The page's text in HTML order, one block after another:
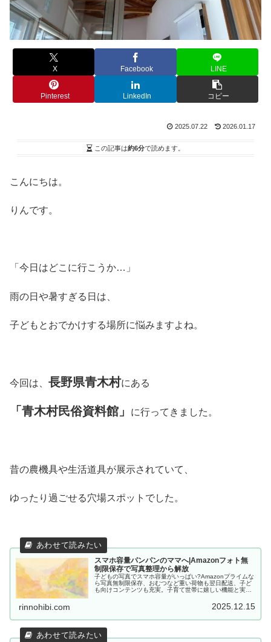
X Facebook LINE
Pinterest LinkedIn コピー
2025.07.22 2026.01.17
この記事は約6分で読めます。
こんにちは。
りんです。
「今日はどこに行こうか…」
雨の日や暑すぎる日は、
子どもとおでかけする場所に悩みますよね。
今回は、 長野県青木村にある
「青木村民俗資料館」 に行ってきました。
昔の農機具や生活道具が展示されていて、
ゆったり過ごせる穴場スポットでした。
スマホ容量パンパンのママへ|Amazonフォト無
制限保存で写真整理から解放
子どもの写真でスマホ容量がいっぱい?Amazonプライムな
ら写真無制限保存、おむつなど重い荷物も翌日配送、子ど
も向けコンテンツも充実。子育て世帯に嬉しい機能と実際
rinnohibi.com 2025.12.15